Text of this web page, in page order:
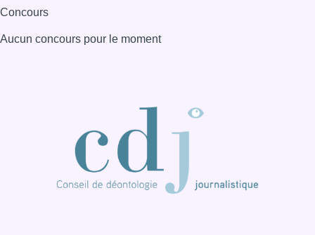
Concours
Aucun concours pour le moment